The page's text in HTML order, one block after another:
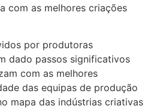
com as melhores criações
por produtoras
dado passos significativos
com as melhores
das equipas de produção
mapa das indústrias criativas